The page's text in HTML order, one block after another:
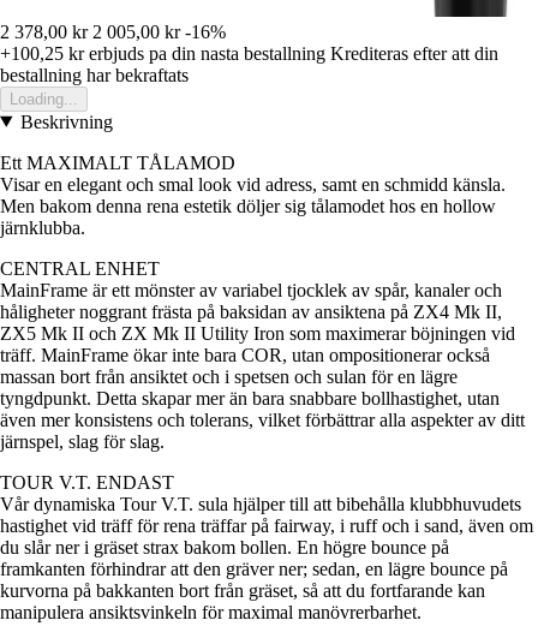
2 378,00 kr 2 005,00 kr -16%
+100,25 krerbjuds pa din nasta bestallning Krediteras efter att din
bestallning har bekraftats
Loading...
Beskrivning
Ett MAXIMALT TÅLAMOD
Visar en elegant och smal look vid adress, samt en schmidd känsla.
Men bakom denna rena estetik döljer sig tålamodet hos en hollow
järnklubba.
CENTRAL ENHET
MainFrame är ett mönster av variabel tjocklek av spår, kanaler och
håligheter noggrant frästa på baksidan av ansiktena på ZX4 Mk II,
ZX5 Mk II och ZX Mk II Utility Iron som maximerar böjningen vid
träff. MainFrame ökar inte bara COR, utan ompositionerar också
massan bort från ansiktet och i spetsen och sulan för en lägre
tyngdpunkt. Detta skapar mer än bara snabbare bollhastighet, utan
även mer konsistens och tolerans, vilket förbättrar alla aspekter av ditt
järnspel, slag för slag.
TOUR V.T. ENDAST
Vår dynamiska Tour V.T. sula hjälper till att bibehålla klubbhuvudets
hastighet vid träff för rena träffar på fairway, i ruff och i sand, även om
du slår ner i gräset strax bakom bollen. En högre bounce på
framkanten förhindrar att den gräver ner; sedan, en lägre bounce på
kurvorna på bakkanten bort från gräset, så att du fortfarande kan
manipulera ansiktsvinkeln för maximal manövrerbarhet.